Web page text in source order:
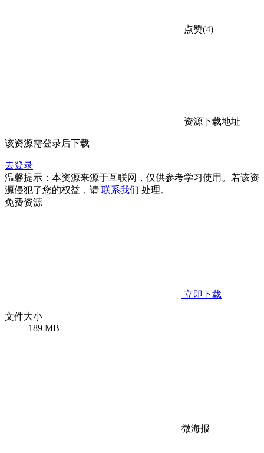
点赞(4)
资源下载地址
该资源需登录后下载
去登录
温馨提示：本资源来源于互联网，仅供参考学习使用。若该资
源侵犯了您的权益，请 联系我们 处理。
免费资源
立即下载
文件大小
189 MB
微海报